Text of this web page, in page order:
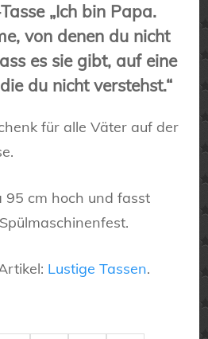
€11,90 €.
„Ich bin Papa.
von denen du nicht
es sie gibt, auf eine
du nicht verstehst.“
für alle Väter auf der
95 cm hoch und fasst
Lustige Tassen.